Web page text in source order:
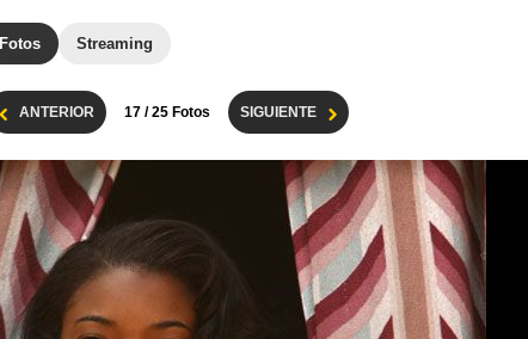
Fotos Streaming
ANTERIOR 17 / 25 Fotos SIGUIENTE